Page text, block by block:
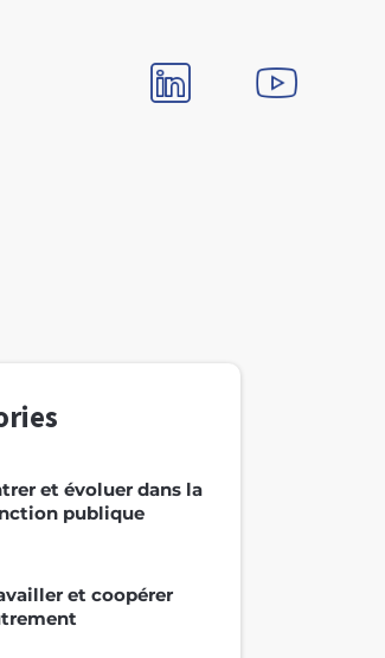
et évoluer dans la
publique
et coopérer